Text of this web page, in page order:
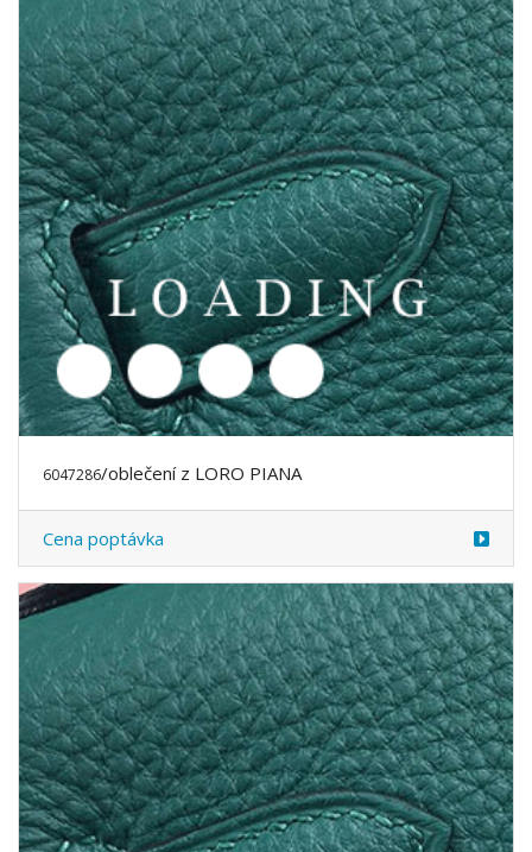
6047394 /oblečení z LORO PIANA
Cena poptávka
6047318/oblečení z LORO PIANA